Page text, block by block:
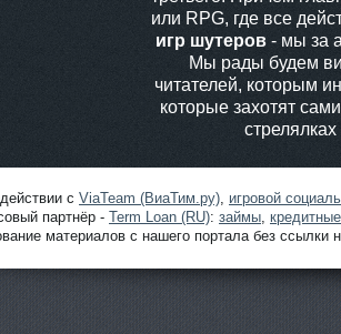
или RPG, где все
игр шутеров- мы за
Мы рады будем
читателей, которым
которые захотят
с ViaTeam (ВиаТим.ру) игровой
партнёр - Term Loan (RU): займы
материалов с нашего портала без ссылки